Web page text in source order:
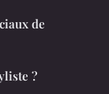
de
?